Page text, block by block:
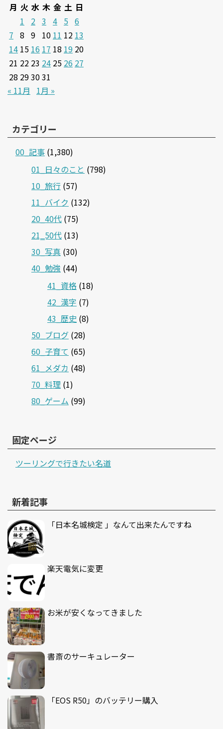
月 火 水 木 金 土 日
1
2 3 4 5 6
7 8 9 10 11 12 13
14 15 16 17 18 19 20
21 22 23 24 25 26 27
28 293031
« 11月
1月 »
カテゴリー
00_記事 (1,380)
01_日々のこと (798)
10_旅行 (57)
11_バイク (132)
20_40代 (75)
21‗50代 (13)
30_写真 (30)
40_勉強 (44)
41_資格 (18)
42_漢字 (7)
43_歴史 (8)
50_ブログ (28)
60_子育て (65)
61_メダカ (48)
70_料理 (1)
80_ゲーム (99)
固定ページ
ツーリングで行きたい名道
新着記事
「日本名城検定 」なんて出来たんですね
楽天電気に変更
お米が安くなってきました
書斎のサーキュレーター
「EOS R50」のバッテリー購入